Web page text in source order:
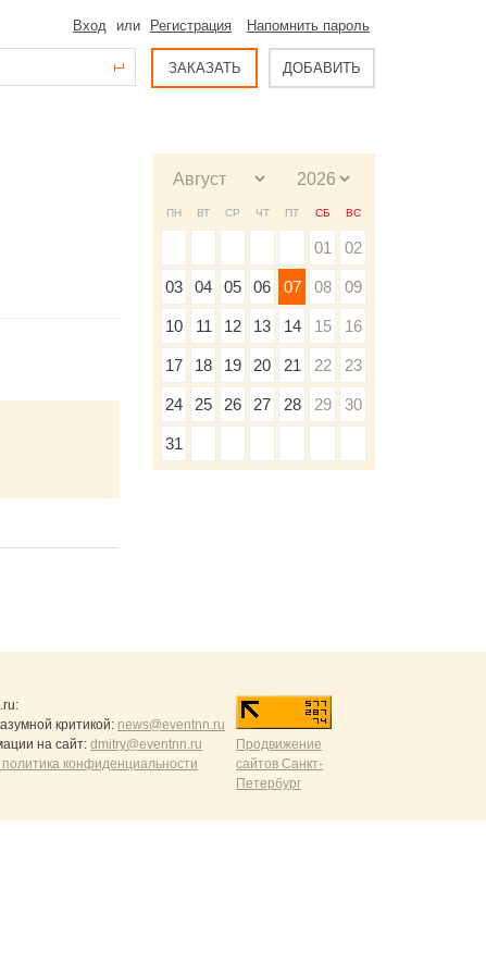
Вход или Регистрация Напомнить пароль
ЗАКАЗАТЬ ДОБАВИТЬ
ПН ВТ СР ЧТ ПТ СБ ВС
01 02
03 04 05 06 07 08 09
10 11 12 13 14 15 16
17 18 19 20 21 22 23
24 25 26 27 28 29 30
31
:
критикой: news@eventnn.ru
на сайт: dmitry@eventnn.ru
конфиденциальности
Продвижение
сайтов Санкт-
Петербург